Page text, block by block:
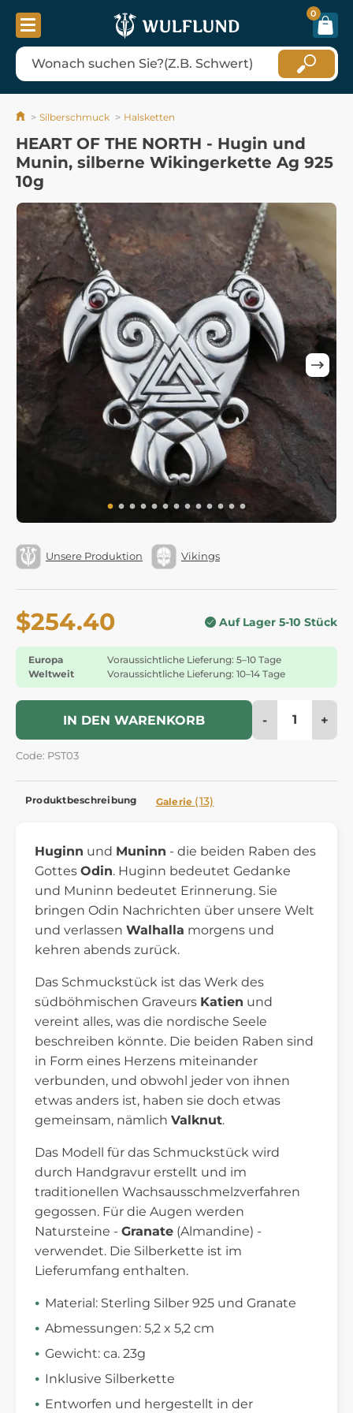
0
Silberschmuck Halsketten
HEART OF THE NORTH - Hugin und
Munin, silberne Wikingerkette Ag 925
10g
Unsere Produktion Vikings
$254.40 Auf Lager 5-10 Stück
Europa
Voraussichtliche Lieferung: 5–10 Tage
Weltweit
Voraussichtliche Lieferung: 10–14 Tage
IN DEN WARENKORB - +
Code: PST03
Produktbeschreibung Galerie (13)
Huginn und Muninn - die beiden Raben des
Gottes Odin. Huginn bedeutet Gedanke
und Muninn bedeutet Erinnerung. Sie
bringen Odin Nachrichten über unsere Welt
und verlassen Walhalla morgens und
kehren abends zurück.
Das Schmuckstück ist das Werk des
südböhmischen Graveurs Katien und
vereint alles, was die nordische Seele
beschreiben könnte. Die beiden Raben sind
in Form eines Herzens miteinander
verbunden, und obwohl jeder von ihnen
etwas anders ist, haben sie doch etwas
gemeinsam, nämlich Valknut.
Das Modell für das Schmuckstück wird
durch Handgravur erstellt und im
traditionellen Wachsausschmelzverfahren
gegossen. Für die Augen werden
Natursteine - Granate (Almandine) -
verwendet. Die Silberkette ist im
Lieferumfang enthalten.
Material: Sterling Silber 925 und Granate
Abmessungen: 5,2 x 5,2 cm
Gewicht: ca. 23g
Inklusive Silberkette
Entworfen und hergestellt in der